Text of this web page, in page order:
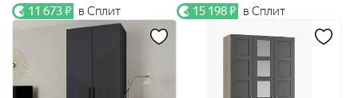
11 673 ₽ в Сплит 15 198 ₽ в Сплит